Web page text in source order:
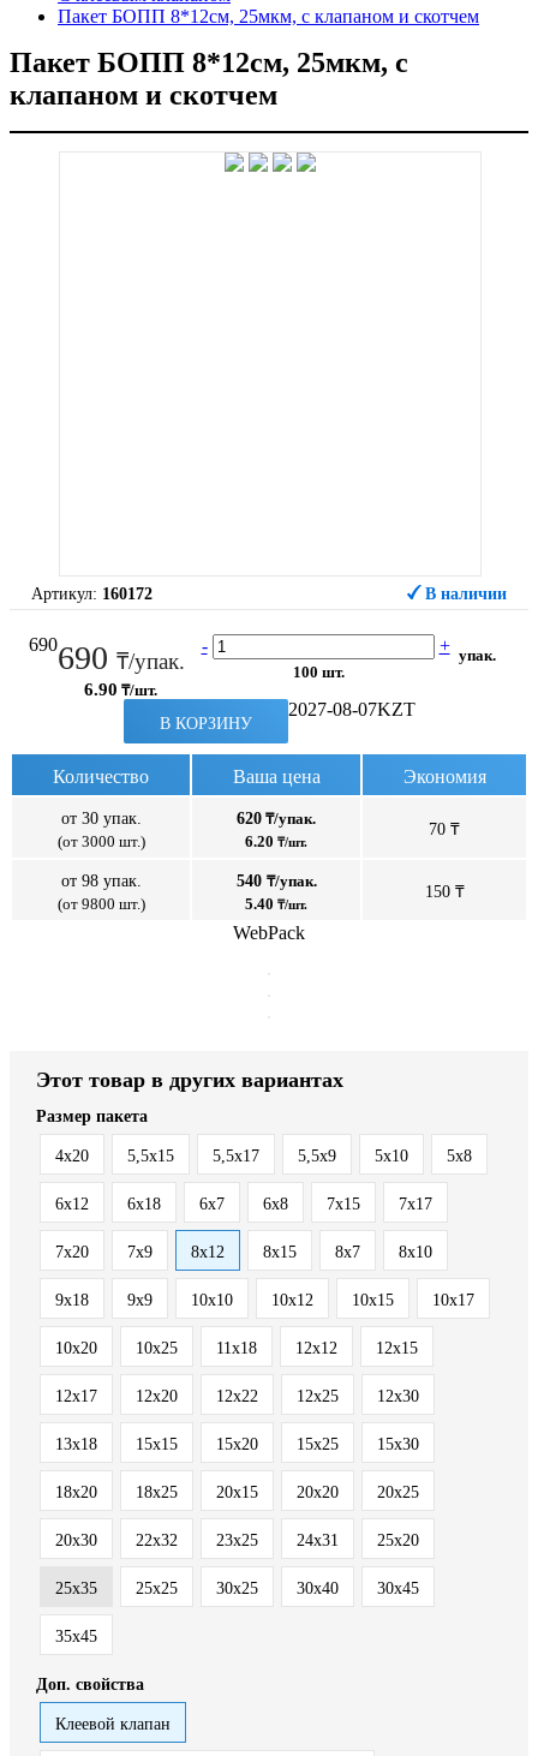
Пакет БОПП 8*12см, 25мкм, с клапаном и скотчем
Пакет БОПП 8*12см, 25мкм, с
клапаном и скотчем
Артикул: 160172 В наличии
690690 ₸/упак.
6.90 ₸/шт.
- +
100 шт.
упак.
В КОРЗИНУ
2027-08-07KZT
Количество Ваша цена Экономия
от 30 упак.
(от 3000 шт.)
620 ₸/упак.
6.20 ₸/шт.
70 ₸
от 98 упак.
(от 9800 шт.)
540 ₸/упак.
5.40 ₸/шт.
150 ₸
WebPack
Этот товар в других вариантах
Размер пакета
4x20 5,5x15 5,5x17 5,5x9 5x10 5x8
6x12 6x18 6x7 6x8 7x15 7x17
7x20 7x9 8x12 8x15 8x7 8х10
9x18 9x9 10x10 10x12 10x15 10x17
10x20 10x25 11x18 12x12 12x15
12x17 12x20 12x22 12x25 12x30
13x18 15x15 15x20 15x25 15x30
18x20 18x25 20x15 20x20 20x25
20x30 22x32 23x25 24x31 25x20
25x35 25х25 30x25 30x40 30x45
35x45
Доп. свойства
Клеевой клапан